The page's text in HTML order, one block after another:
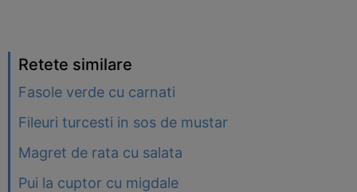
Retete similare
Fasole verde cu carnati
Fileuri turcesti in sos de mustar
Magret de rata cu salata
Pui la cuptor cu migdale